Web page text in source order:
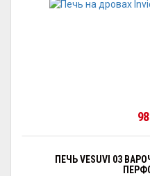
ПЕЧЬ VESUVI 03